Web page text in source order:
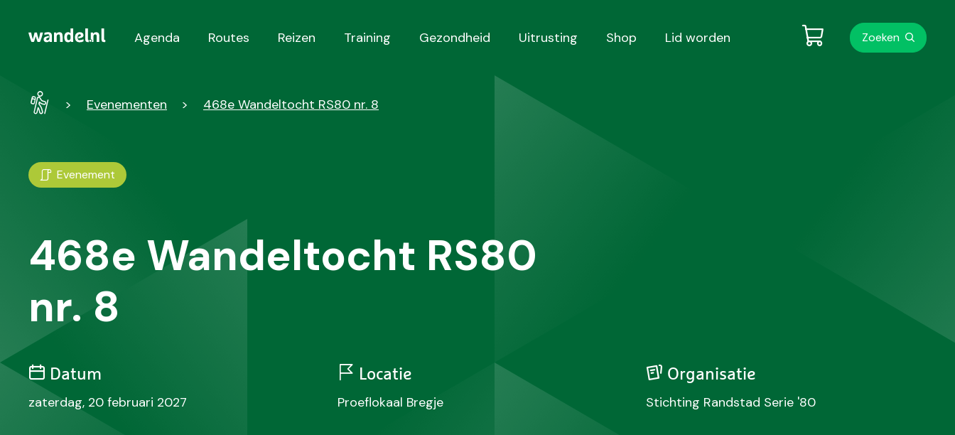
Hoofdnavigatie
Agenda Routes Reizen Training Gezondheid Uitrusting Shop Lid worden Zoeken
WandelEvenementen 468e Wandeltocht RS80 nr. 8
Evenement
468e Wandeltocht RS80
nr. 8
Datum
zaterdag, 20 februari 2027
Locatie
Proeflokaal Bregje
Organisatie
Stichting Randstad Serie '80